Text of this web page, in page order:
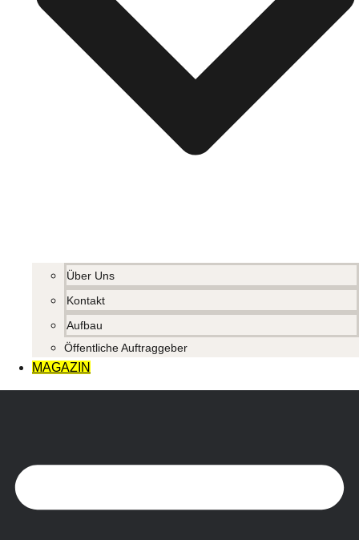
Über Uns
Kontakt
Aufbau
Öffentliche Auftraggeber
MAGAZIN